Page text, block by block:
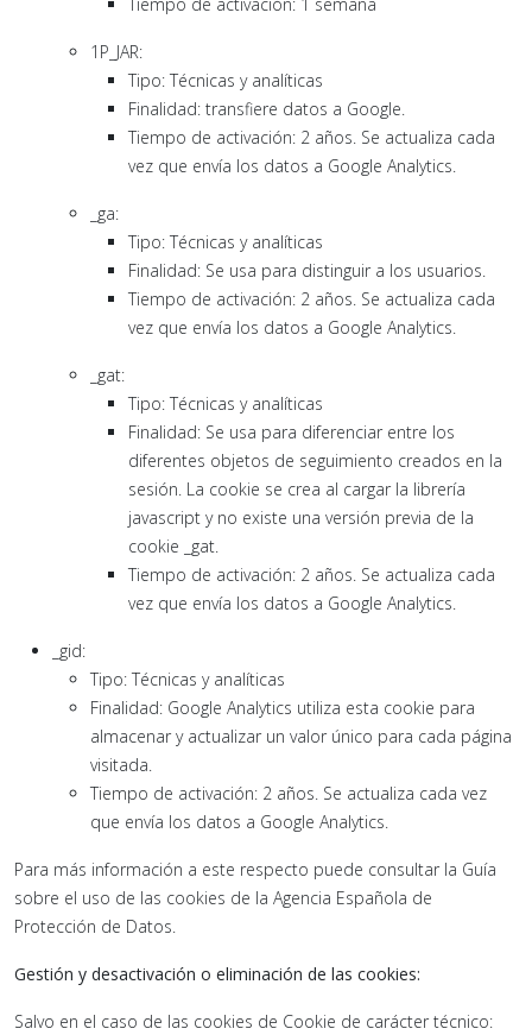
1P_JAR:
Tipo: Técnicas y analíticas
Finalidad: transfiere datos a Google.
Tiempo de activación: 2 años. Se actualiza cada
vez que envía los datos a Google Analytics.
_ga:
Tipo: Técnicas y analíticas
Finalidad: Se usa para distinguir a los usuarios.
Tiempo de activación: 2 años. Se actualiza cada
vez que envía los datos a Google Analytics.
_gat:
Tipo: Técnicas y analíticas
Finalidad: Se usa para diferenciar entre los
diferentes objetos de seguimiento creados en la
sesión. La cookie se crea al cargar la librería
javascript y no existe una versión previa de la
cookie _gat.
Tiempo de activación: 2 años. Se actualiza cada
vez que envía los datos a Google Analytics.
_gid:
Tipo: Técnicas y analíticas
Finalidad: Google Analytics utiliza esta cookie para
almacenar y actualizar un valor único para cada página
visitada.
Tiempo de activación: 2 años. Se actualiza cada vez
que envía los datos a Google Analytics.
Para más información a este respecto puede consultar la Guía
sobre el uso de las cookies de la Agencia Española de
Protección de Datos.
Gestión y desactivación o eliminación de las cookies:
Salvo en el caso de las cookies de Cookie de carácter técnico: